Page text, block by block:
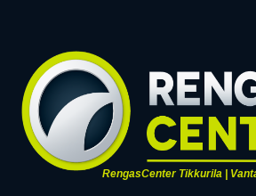
RengasCenter Tikkurila |